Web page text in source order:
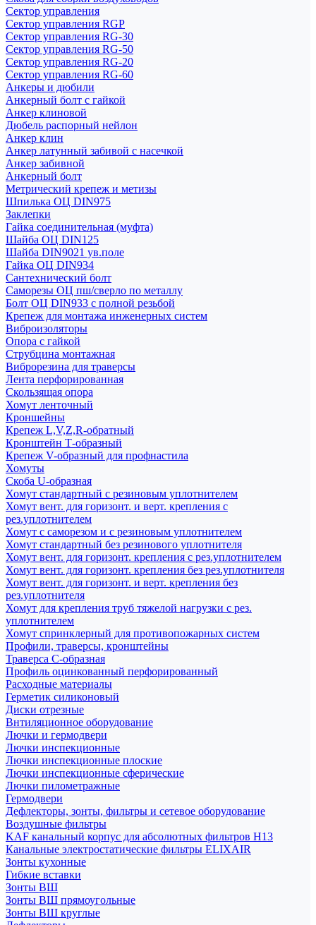
Сектор управления
Сектор управления RGP
Сектор управления RG-30
Сектор управления RG-50
Сектор управления RG-20
Сектор управления RG-60
Анкеры и дюбили
Анкерный болт с гайкой
Анкер клиновой
Дюбель распорный нейлон
Анкер клин
Анкер латунный забивой с насечкой
Анкер забивной
Анкерный болт
Метрический крепеж и метизы
Шпилька ОЦ DIN975
Заклепки
Гайка соединительная (муфта)
Шайба ОЦ DIN125
Шайба DIN9021 ув.поле
Гайка ОЦ DIN934
Сантехнический болт
Саморезы ОЦ пш/сверло по металлу
Болт ОЦ DIN933 с полной резьбой
Крепеж для монтажа инженерных систем
Виброизоляторы
Опора с гайкой
Струбцина монтажная
Виброрезина для траверсы
Лента перфорированная
Скользящая опора
Хомут ленточный
Кроншейны
Крепеж L,V,Z,R-обратный
Кронштейн Т-образный
Крепеж V-образный для профнастила
Хомуты
Скоба U-образная
Хомут стандартный с резиновым уплотнителем
Хомут вент. для горизонт. и верт. крепления с
рез.уплотнителем
Хомут с саморезом и с резиновым уплотнителем
Хомут стандартный без резинового уплотнителя
Хомут вент. для горизонт. крепления с рез.уплотнителем
Хомут вент. для горизонт. крепления без рез.уплотнителя
Хомут вент. для горизонт. и верт. крепления без
рез.уплотнителя
Хомут для крепления труб тяжелой нагрузки с рез.
уплотнителем
Хомут спринклерный для противопожарных систем
Профили, траверсы, кронштейны
Траверса С-образная
Профиль оцинкованный перфорированный
Расходные материалы
Герметик силиконовый
Диски отрезные
Внтиляционное оборудование
Лючки и гермодвери
Лючки инспекционные
Лючки инспекционные плоские
Лючки инспекционные сферические
Лючки пилометражные
Гермодвери
Дефлекторы, зонты, фильтры и сетевое оборудование
Воздушные фильтры
KAF канальный корпус для абсолютных фильтров H13
Канальные электростатические фильтры ELIXAIR
Зонты кухонные
Гибкие вставки
Зонты ВШ
Зонты ВШ прямоугольные
Зонты ВШ круглые